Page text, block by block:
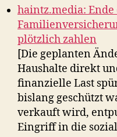
haintz.media:
plötzlich zahlen
[Die geplanten
Haushalte direkt
finanzielle Last
bislang geschützt
verkauft wird,
Eingriff in die